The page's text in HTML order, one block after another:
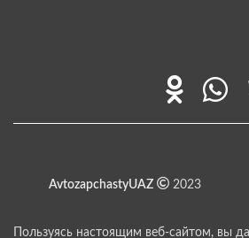
AvtozapchastyUAZ 2023
Пользуясь настоящим веб-сайтом, вы